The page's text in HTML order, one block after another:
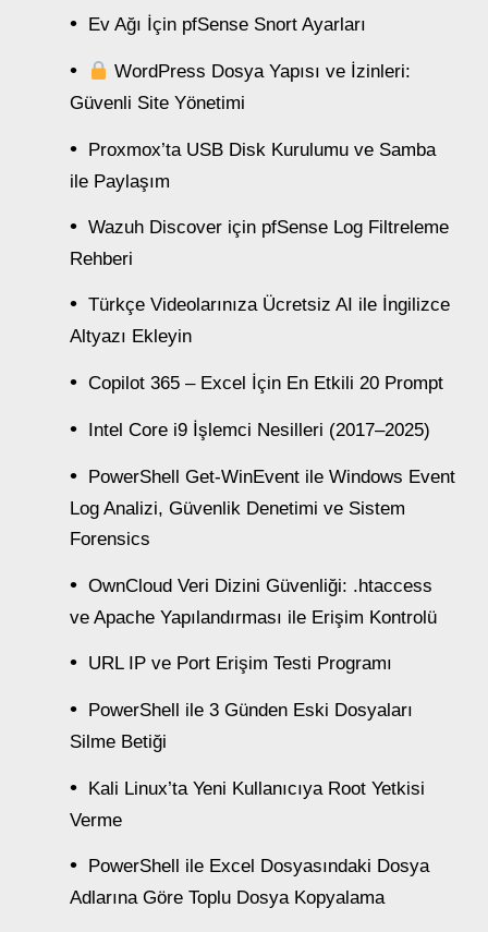
Ev Ağı İçin pfSense Snort Ayarları
WordPress Dosya Yapısı ve İzinleri:
Güvenli Site Yönetimi
Proxmox’ta USB Disk Kurulumu ve Samba
ile Paylaşım
Wazuh Discover için pfSense Log Filtreleme
Rehberi
Türkçe Videolarınıza Ücretsiz AI ile İngilizce
Altyazı Ekleyin
Copilot 365 – Excel İçin En Etkili 20 Prompt
Intel Core i9 İşlemci Nesilleri (2017–2025)
PowerShell Get-WinEvent ile Windows Event
Log Analizi, Güvenlik Denetimi ve Sistem
Forensics
OwnCloud Veri Dizini Güvenliği: .htaccess
ve Apache Yapılandırması ile Erişim Kontrolü
URL IP ve Port Erişim Testi Programı
PowerShell ile 3 Günden Eski Dosyaları
Silme Betiği
Kali Linux’ta Yeni Kullanıcıya Root Yetkisi
Verme
PowerShell ile Excel Dosyasındaki Dosya
Adlarına Göre Toplu Dosya Kopyalama